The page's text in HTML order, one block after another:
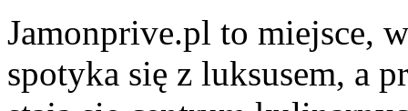
Jamonprive.pl to miejsce,
spotyka się z luksusem, a